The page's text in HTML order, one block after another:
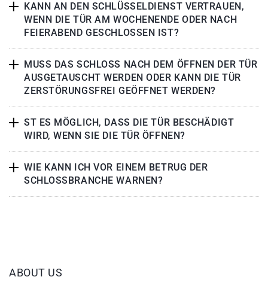
KANN AN DEN SCHLÜSSELDIENST VERTRAUEN,
WENN DIE TÜR AM WOCHENENDE ODER NACH
FEIERABEND GESCHLOSSEN IST?
MUSS DAS SCHLOSS NACH DEM ÖFFNEN DER TÜR
AUSGETAUSCHT WERDEN ODER KANN DIE TÜR
ZERSTÖRUNGSFREI GEÖFFNET WERDEN?
ST ES MÖGLICH, DASS DIE TÜR BESCHÄDIGT
WIRD, WENN SIE DIE TÜR ÖFFNEN?
WIE KANN ICH VOR EINEM BETRUG DER
SCHLOSSBRANCHE WARNEN?
ABOUT US